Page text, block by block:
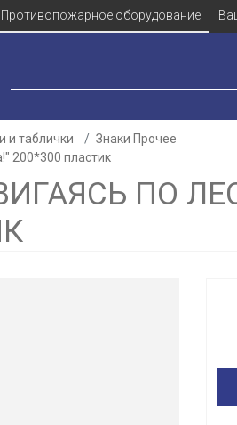
Противопожарное оборудование
и таблички
Знаки Прочее
200*300 пластик
ПО
банков